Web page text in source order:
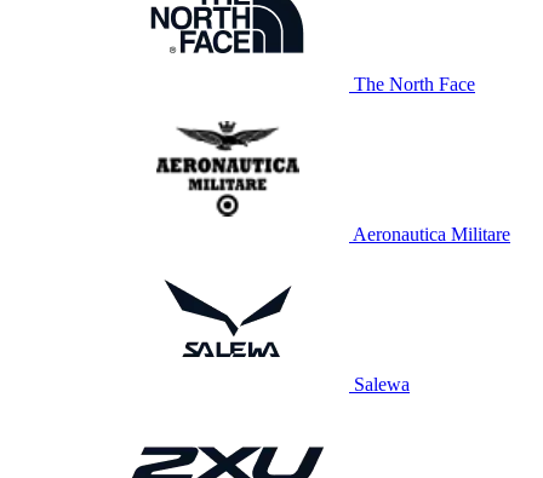
The North Face
Aeronautica Militare
Salewa